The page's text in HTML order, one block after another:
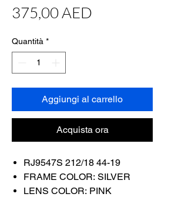
375,00 AED
Quantità *
Aggiungi al carrello
Acquista ora
RJ9547S 212/18 44-19
FRAME COLOR: SILVER
LENS COLOR: PINK